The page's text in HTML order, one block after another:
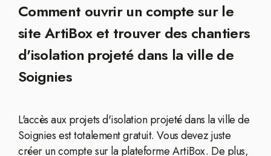
Comment ouvrir un compte sur le
site ArtiBox et trouver des chantiers
d'isolation projeté dans la ville de
Soignies
L'accès aux projets d'isolation projeté dans la ville de
Soignies est totalement gratuit. Vous devez juste
créer un compte sur la plateforme ArtiBox. De plus,